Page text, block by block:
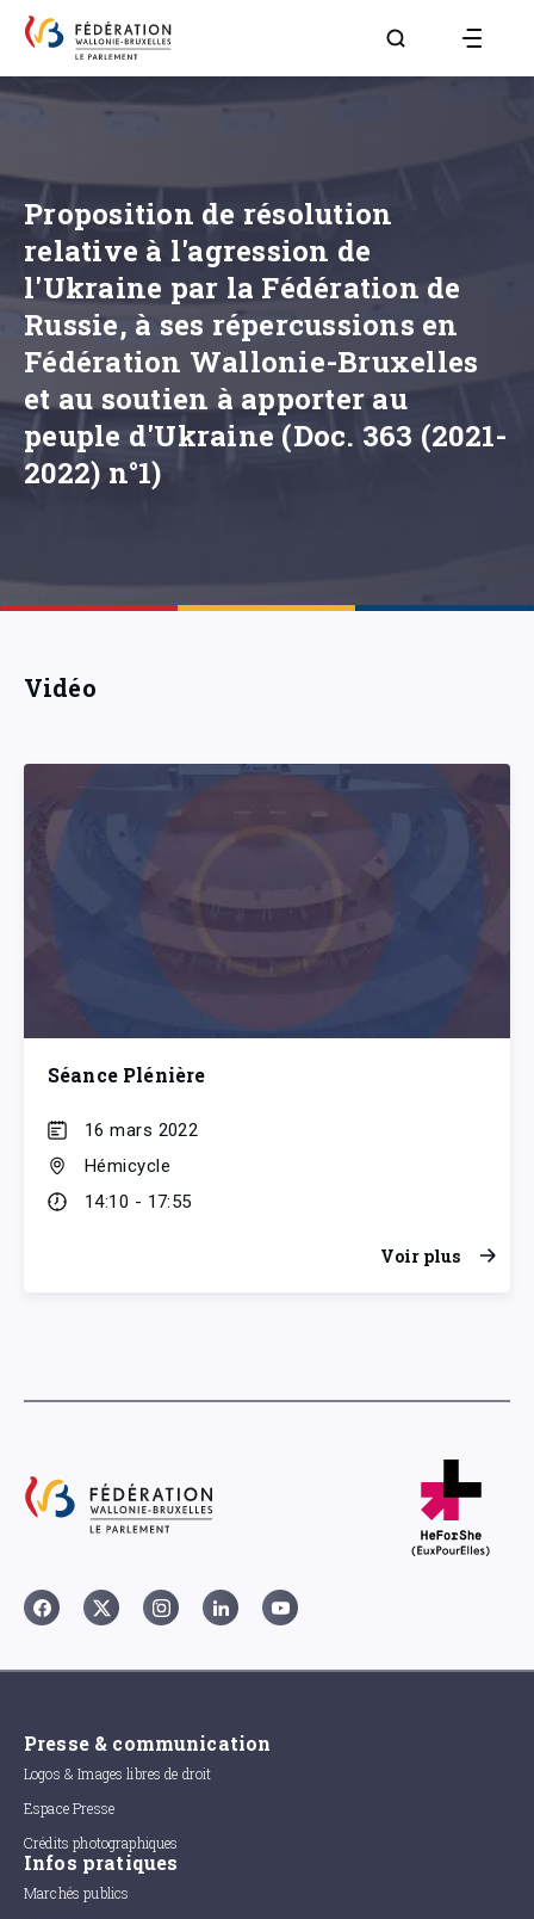
Aller à la page
Proposition de résolution
relative à l'agression de
l'Ukraine par la Fédération de
Russie, à ses répercussions en
Fédération Wallonie-Bruxelles
et au soutien à apporter au
peuple d'Ukraine (Doc. 363 (2021-
2022) n°1)
Vidéo
Séance Plénière
16 mars 2022
Hémicycle
14:10 - 17:55
Voir plus
Presse & communication
Logos & Images libres de droit
Espace Presse
Crédits photographiques
Infos pratiques
Marchés publics